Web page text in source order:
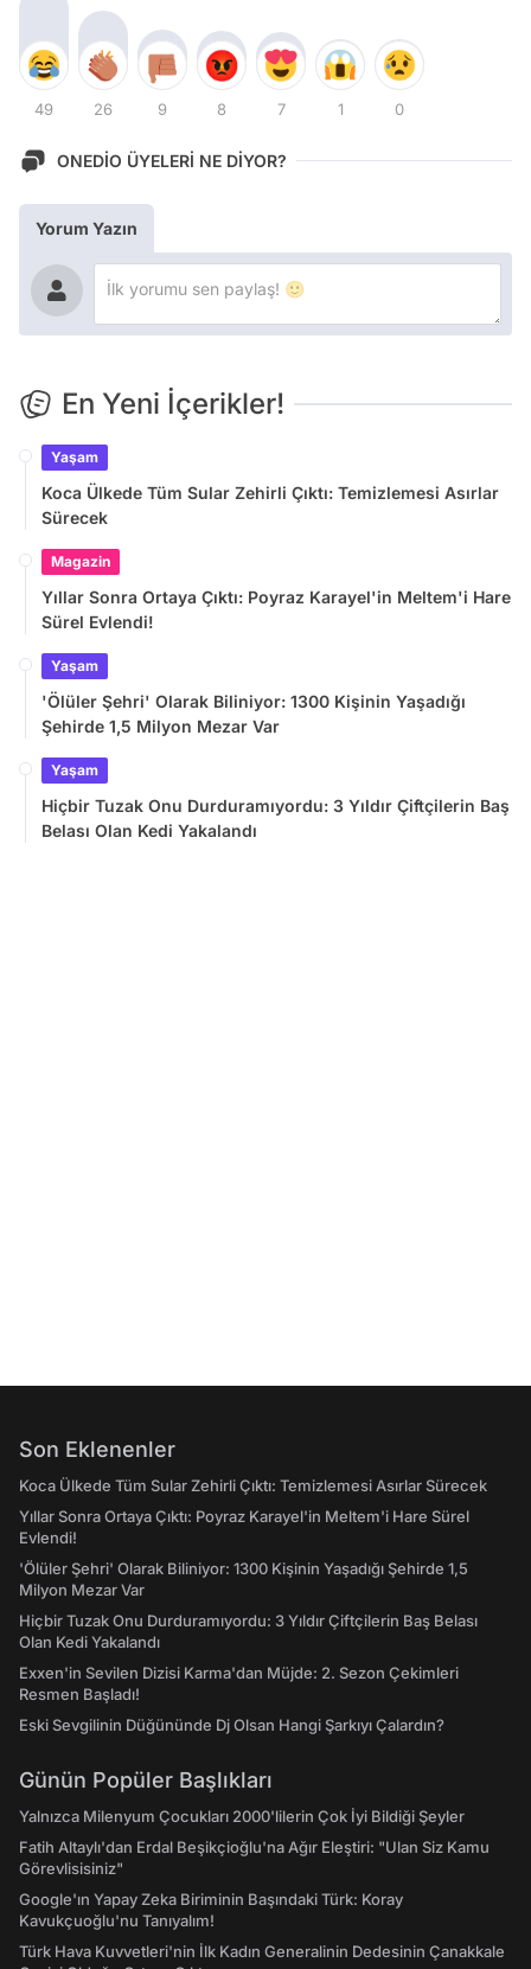
49 26 9 8 7 1 0
ONEDİO ÜYELERİ NE DİYOR?
Yorum Yazın
En Yeni İçerikler!
Yaşam
Koca Ülkede Tüm Sular Zehirli Çıktı: Temizlemesi Asırlar
Sürecek
Magazin
Yıllar Sonra Ortaya Çıktı: Poyraz Karayel'in Meltem'i Hare
Sürel Evlendi!
Yaşam
'Ölüler Şehri' Olarak Biliniyor: 1300 Kişinin Yaşadığı
Şehirde 1,5 Milyon Mezar Var
Yaşam
Hiçbir Tuzak Onu Durduramıyordu: 3 Yıldır Çiftçilerin Baş
Belası Olan Kedi Yakalandı
Son Eklenenler
Koca Ülkede Tüm Sular Zehirli Çıktı: Temizlemesi Asırlar Sürecek
Yıllar Sonra Ortaya Çıktı: Poyraz Karayel'in Meltem'i Hare Sürel
Evlendi!
'Ölüler Şehri' Olarak Biliniyor: 1300 Kişinin Yaşadığı Şehirde 1,5
Milyon Mezar Var
Hiçbir Tuzak Onu Durduramıyordu: 3 Yıldır Çiftçilerin Baş Belası
Olan Kedi Yakalandı
Exxen'in Sevilen Dizisi Karma'dan Müjde: 2. Sezon Çekimleri
Resmen Başladı!
Eski Sevgilinin Düğününde Dj Olsan Hangi Şarkıyı Çalardın?
Günün Popüler Başlıkları
Yalnızca Milenyum Çocukları 2000'lilerin Çok İyi Bildiği Şeyler
Fatih Altaylı'dan Erdal Beşikçioğlu'na Ağır Eleştiri: "Ulan Siz Kamu
Görevlisisiniz"
Google'ın Yapay Zeka Biriminin Başındaki Türk: Koray
Kavukçuoğlu'nu Tanıyalım!
Türk Hava Kuvvetleri'nin İlk Kadın Generalinin Dedesinin Çanakkale